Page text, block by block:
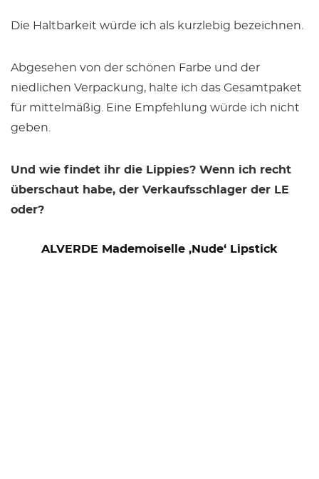
Die Haltbarkeit würde ich als kurzlebig bezeichnen.
Abgesehen von der schönen Farbe und der
niedlichen Verpackung, halte ich das Gesamtpaket
für mittelmäßig. Eine Empfehlung würde ich nicht
geben.
Und wie findet ihr die Lippies? Wenn ich recht
überschaut habe, der Verkaufsschlager der LE
oder?
ALVERDE Mademoiselle ‚Nude‘ Lipstick